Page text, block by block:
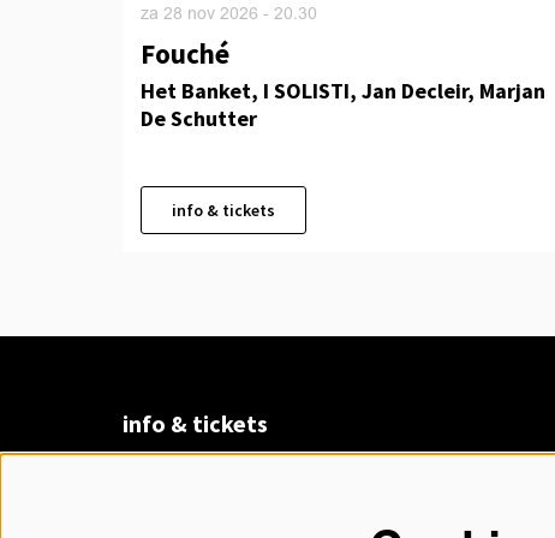
Fouché
Het Banket, I SOLISTI, Jan Decleir, Marjan
De Schutter
za 28 nov 2026 - 20.30
info & tickets
info & tickets